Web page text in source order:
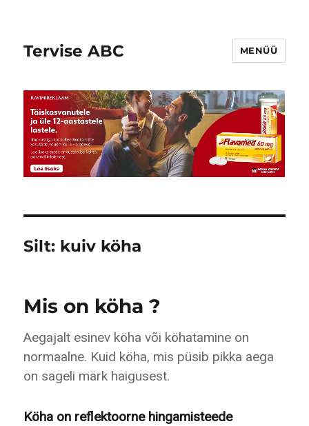
Tervise ABC MENÜÜ
Silt: kuiv köha
Mis on köha ?
Aegajalt esinev köha või köhatamine on
normaalne. Kuid köha, mis püsib pikka aega
on sageli märk haigusest.
Köha on reflektoorne hingamisteede